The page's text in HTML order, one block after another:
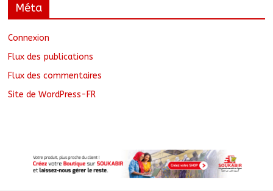
Méta
Connexion
Flux des publications
Flux des commentaires
Site de WordPress-FR